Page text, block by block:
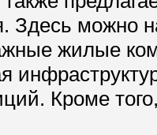
Здесь можно
жилые
Кроме